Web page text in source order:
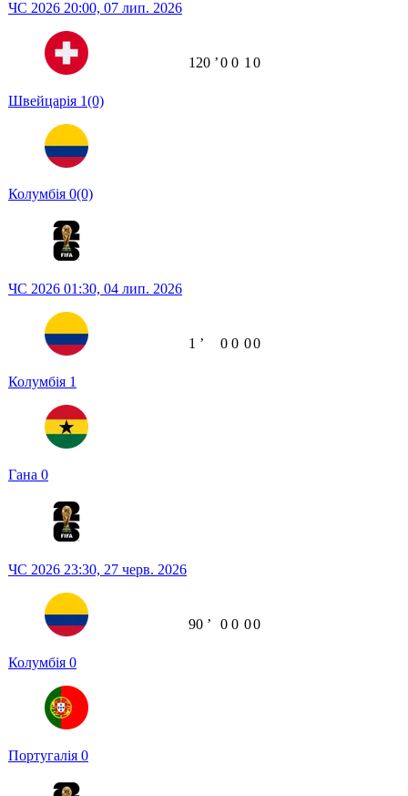
ЧС 2026 20:00, 07 лип. 2026
Швейцарія 1(0)
Колумбія 0(0)
120 ʼ0 0 1 0
ЧС 2026 01:30, 04 лип. 2026
Колумбія 1
Гана 0
1 ʼ 0 0 00
ЧС 2026 23:30, 27 черв. 2026
Колумбія 0
Португалія 0
90 ʼ 0 0 00